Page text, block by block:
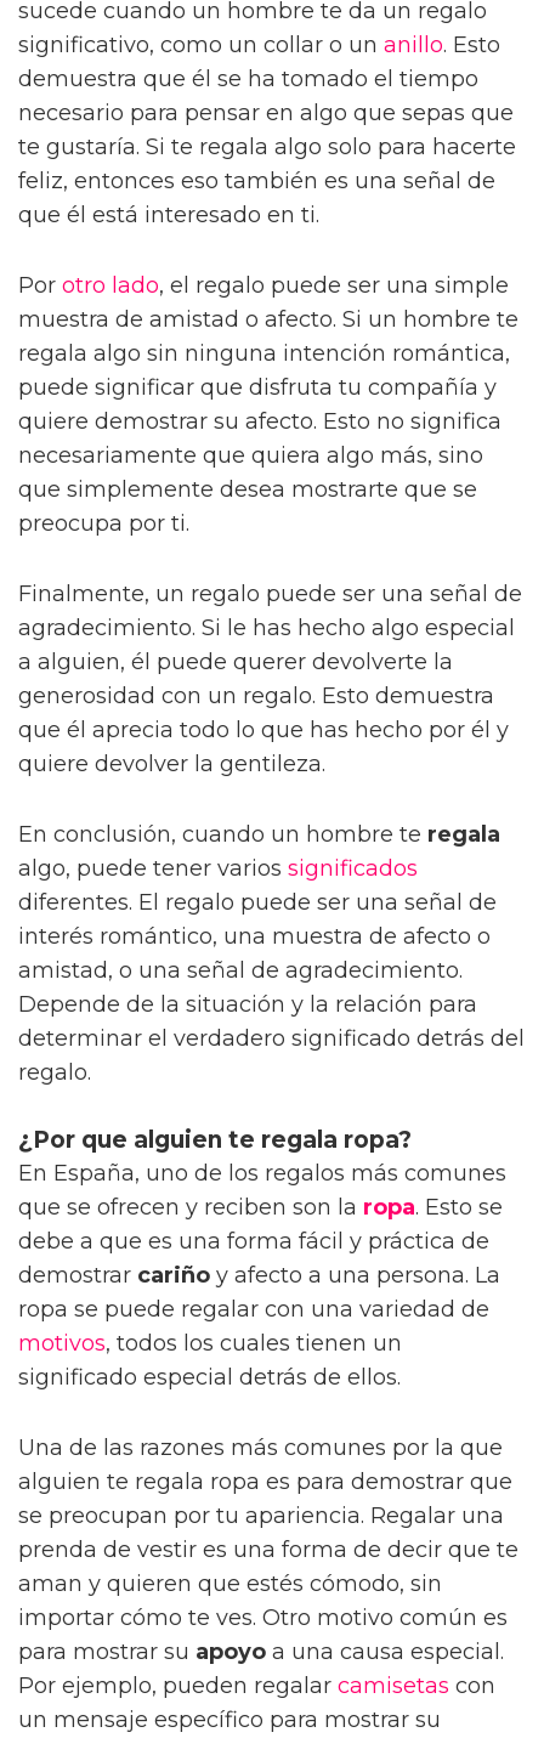
sucede cuando un hombre te da un regalo
significativo, como un collar o un anillo. Esto
demuestra que él se ha tomado el tiempo
necesario para pensar en algo que sepas que
te gustaría. Si te regala algo solo para hacerte
feliz, entonces eso también es una señal de
que él está interesado en ti.
Por otro lado, el regalo puede ser una simple
muestra de amistad o afecto. Si un hombre te
regala algo sin ninguna intención romántica,
puede significar que disfruta tu compañía y
quiere demostrar su afecto. Esto no significa
necesariamente que quiera algo más, sino
que simplemente desea mostrarte que se
preocupa por ti.
Finalmente, un regalo puede ser una señal de
agradecimiento. Si le has hecho algo especial
a alguien, él puede querer devolverte la
generosidad con un regalo. Esto demuestra
que él aprecia todo lo que has hecho por él y
quiere devolver la gentileza.
En conclusión, cuando un hombre te regala
algo, puede tener varios significados
diferentes. El regalo puede ser una señal de
interés romántico, una muestra de afecto o
amistad, o una señal de agradecimiento.
Depende de la situación y la relación para
determinar el verdadero significado detrás del
regalo.
¿Por que alguien te regala ropa?
En España, uno de los regalos más comunes
que se ofrecen y reciben son la ropa. Esto se
debe a que es una forma fácil y práctica de
demostrar cariño y afecto a una persona. La
ropa se puede regalar con una variedad de
motivos, todos los cuales tienen un
significado especial detrás de ellos.
Una de las razones más comunes por la que
alguien te regala ropa es para demostrar que
se preocupan por tu apariencia. Regalar una
prenda de vestir es una forma de decir que te
aman y quieren que estés cómodo, sin
importar cómo te ves. Otro motivo común es
para mostrar su apoyo a una causa especial.
Por ejemplo, pueden regalar camisetas con
un mensaje específico para mostrar su